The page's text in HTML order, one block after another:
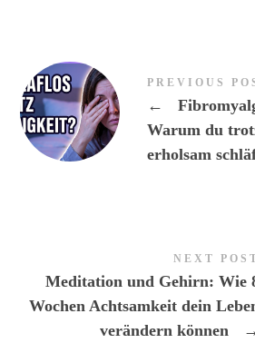
PREVIOUS
←
Warum du
erholsam
NEXT
Meditation und Gehirn: Wie
Wochen Achtsamkeit dein
verändern können